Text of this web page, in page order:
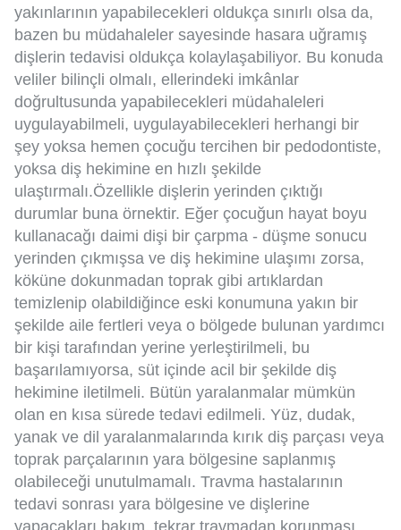
yakınlarının yapabilecekleri oldukça sınırlı olsa da,
bazen bu müdahaleler sayesinde hasara uğramış
dişlerin tedavisi oldukça kolaylaşabiliyor. Bu konuda
veliler bilinçli olmalı, ellerindeki imkânlar
doğrultusunda yapabilecekleri müdahaleleri
uygulayabilmeli, uygulayabilecekleri herhangi bir
şey yoksa hemen çocuğu tercihen bir pedodontiste,
yoksa diş hekimine en hızlı şekilde
ulaştırmalı.Özellikle dişlerin yerinden çıktığı
durumlar buna örnektir. Eğer çocuğun hayat boyu
kullanacağı daimi dişi bir çarpma - düşme sonucu
yerinden çıkmışsa ve diş hekimine ulaşımı zorsa,
köküne dokunmadan toprak gibi artıklardan
temizlenip olabildiğince eski konumuna yakın bir
şekilde aile fertleri veya o bölgede bulunan yardımcı
bir kişi tarafından yerine yerleştirilmeli, bu
başarılamıyorsa, süt içinde acil bir şekilde diş
hekimine iletilmeli. Bütün yaralanmalar mümkün
olan en kısa sürede tedavi edilmeli. Yüz, dudak,
yanak ve dil yaralanmalarında kırık diş parçası veya
toprak parçalarının yara bölgesine saplanmış
olabileceği unutulmamalı. Travma hastalarının
tedavi sonrası yara bölgesine ve dişlerine
yapacakları bakım, tekrar travmadan korunması